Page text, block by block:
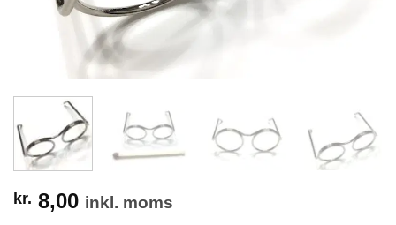
kr. 8,00 inkl. moms